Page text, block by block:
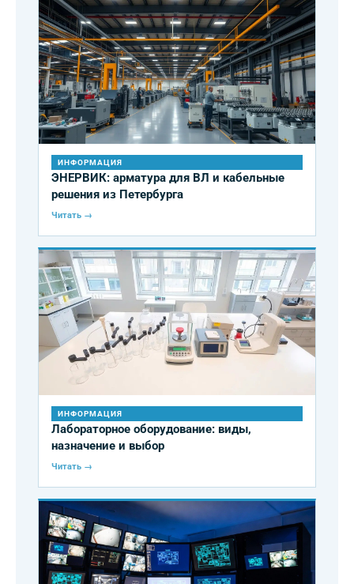
ИНФОРМАЦИЯ
ЭНЕРВИК: арматура для ВЛ и кабельные
решения из Петербурга
Читать →
ИНФОРМАЦИЯ
Лабораторное оборудование: виды,
назначение и выбор
Читать →